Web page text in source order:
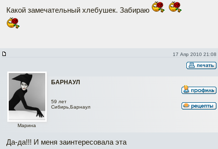
Какой замечательный хлебушек. Забираю
17 Апр 2010 21:08
БАРНАУЛ
Марина
59 лет
Сибирь,Барнаул
Да-да!!! И меня заинтересовала эта